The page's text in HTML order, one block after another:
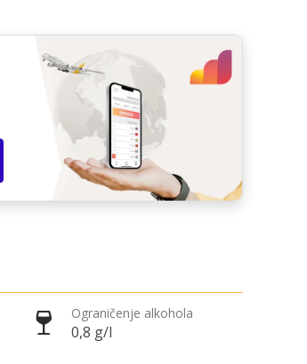
Ograničenje alkohola
0,8 g/l